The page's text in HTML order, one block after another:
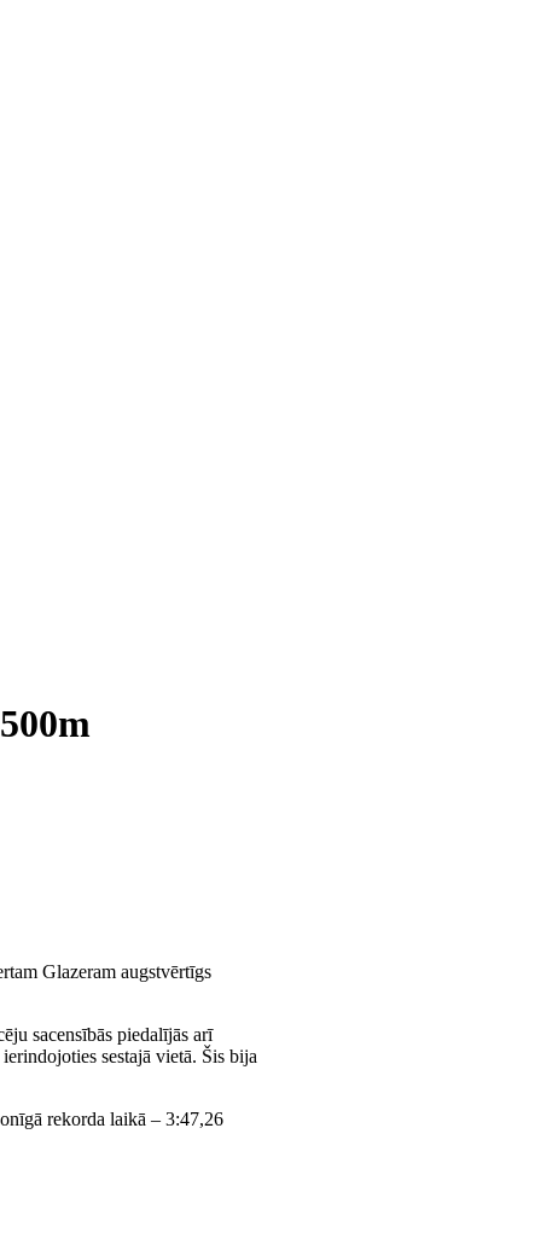
Glazeram augstvērtīgs
sacensībās piedalījās arī
sestajā vietā. Šis bija
rekorda laikā – 3:47,26